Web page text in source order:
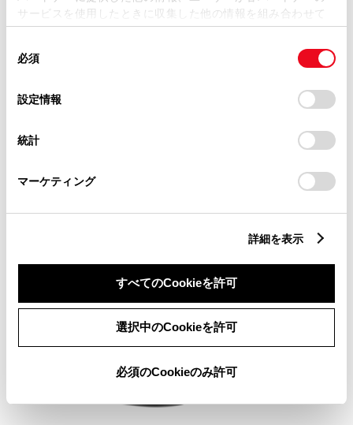
サービスを使用したときに収集した他の情報を組み合わせて
使用することがあります。当ウェブサイトの使用を続行する
デバイスにすべてのCookie(クッキー)が保存されることに同
意したことになります。Cookie(クッキー)のオプトアウト、
設定の変更、同意を撤回したりするにあたっては、当社の
「Cookie（クッキー）情報の取り扱いについて
」をご覧くだ
必須
設定情報
統計
マーケティング
詳細を表示
すべてのCookieを許可
選択中のCookieを許可
必須のCookieのみ許可